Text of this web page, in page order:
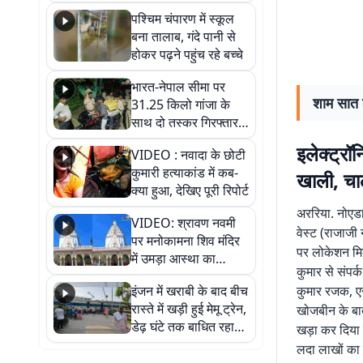
गिरफ्तार
पश्चिम चंपारण में स्कूल
बना तालाब, गंदे पानी से
होकर पढ़ने पहुंच रहे बच्चे
भारत-नेपाल सीमा पर
31.25 किलो गांजा के
साथ दो तस्कर गिरफ्तार,
नेपाली नंबर की बाइक
जब्त
VIDEO : नवादा के छोटी
कुमारी हत्याकांड में कब-
क्या हुआ, देखिए पूरी रिपोर्ट
VIDEO: श्रावण नवमी
पर मनोकामना शिव मंदिर
में उमड़ा आस्था का
सैलाब, हर-हर महादेव के
जयघोष से गूंजा परिसर
इंजन में खराबी के बाद बीच
रास्ते में खड़ी हुई मेमू ट्रेन,
डेढ़ घंटे तक बाधित रहा
आवागमन
शाम
खाली,
अररिया.
वेस्ट
पर लोकेशन
कुमार से
कुमार रजक,
खोजबीन के
खड़ा कर
लदा लाखों